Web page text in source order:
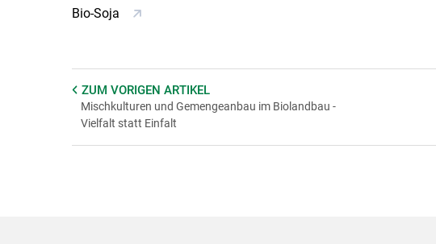
Bio-Soja
ZUM VORIGEN ARTIKEL
Mischkulturen und Gemengeanbau im Biolandbau -
Vielfalt statt Einfalt